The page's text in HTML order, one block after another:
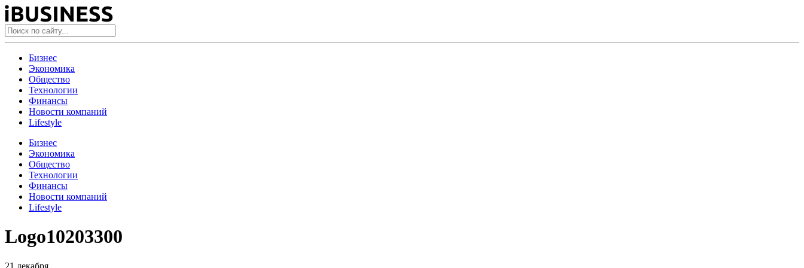
Бизнес
Экономика
Общество
Технологии
Финансы
Новости компаний
Lifestyle
Бизнес
Экономика
Общество
Технологии
Финансы
Новости компаний
Lifestyle
Logo10203300
21 декабря